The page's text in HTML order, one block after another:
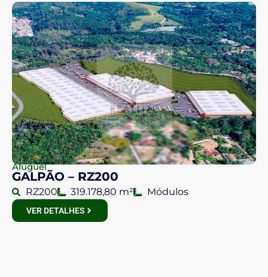
Aluguel
GALPÃO – RZ200
RZ200 319.178,80 m² Módulos
VER DETALHES